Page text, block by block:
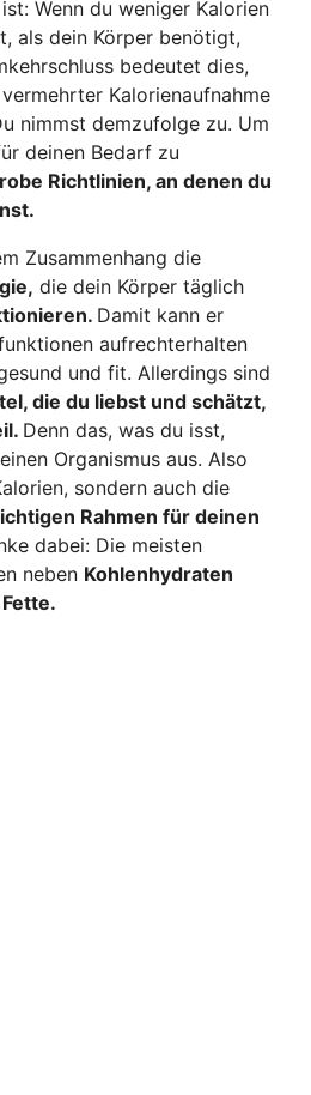
Wenn du weniger Kalorien
als dein Körper benötigt,
bedeutet dies,
Kalorienaufnahme
nimmst demzufolge zu. Um
deinen Bedarf zu
Richtlinien, an denen du
Zusammenhang die
die dein Körper täglich
Damit kann er
aufrechterhalten
und fit. Allerdings sind
die du liebst und schätzt,
Denn das, was du isst,
Organismus aus. Also
sondern auch die
Rahmen für deinen
dabei: Die meisten
neben Kohlenhydraten